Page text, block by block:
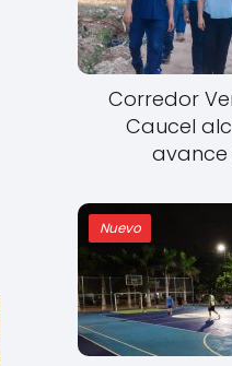
Corredor
Caucel
avance
Nuevo